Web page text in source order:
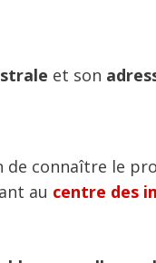
et son
de connaître le
au centre des